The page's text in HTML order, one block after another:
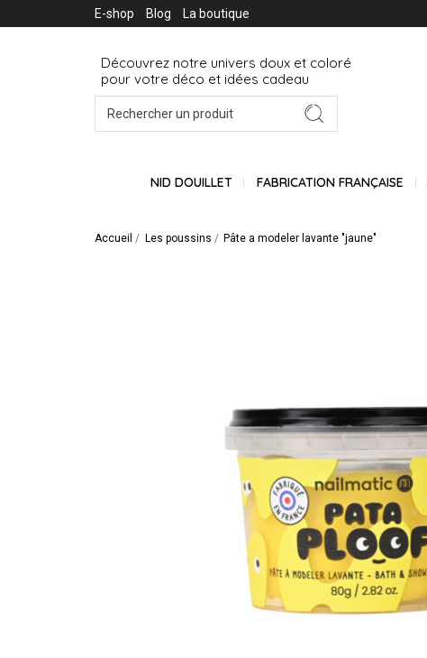
E-shop Blog La boutique
Découvrez notre univers doux et coloré
pour votre déco et idées cadeau
NID DOUILLET FABRICATION FRANÇAISE
Accueil Les poussins Pâte a modeler lavante "jaune"